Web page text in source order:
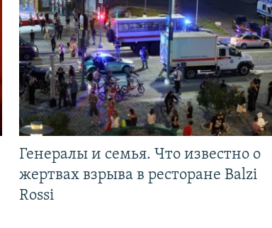
Генералы и семья. Что известно о
жертвах взрыва в ресторане Balzi
Rossi